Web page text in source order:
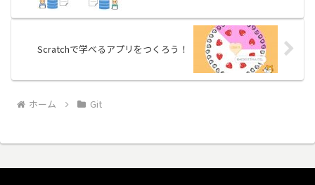
Scratchで学べるアプリをつくろう！
ホーム Git